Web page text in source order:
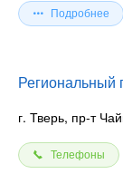
Подробнее
Региональный
г. Тверь, пр-т
Телефоны